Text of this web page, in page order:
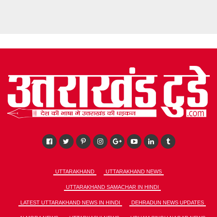
UTTARAKHAND UTTARAKHAND NEWS
UTTARAKHAND SAMACHAR IN HINDI
LATEST UTTARAKHAND NEWS IN HINDI DEHRADUN NEWS UPDATES